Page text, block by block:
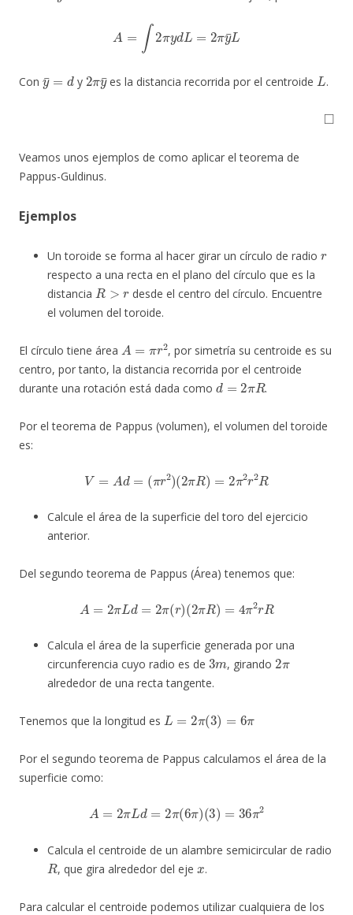
2π
Con
d
y
2
es la distancia recorrida por el centroide
L
.
◻
Veamos unos ejemplos de como aplicar el teorema de
Pappus-Guldinus.
Ejemplos
Un toroide se forma al hacer girar un círculo de radio
respecto a una recta en el plano del círculo que es la
distancia
R>r
desde el centro del círculo. Encuentre
el volumen del toroide.
El círculo tiene área
A
, por simetría su centroide es su
centro, por tanto, la distancia recorrida por el centroide
durante una rotación está dada como
d=2 πR
.
Por el teorema de Pappus (volumen), el volumen del toroide
es:
A d πr )(2π )=2 2r 2R
Calcule el área de la superficie del toro del ejercicio
anterior.
Del segundo teorema de Pappus (Área) tenemos que:
=2 πL d 2π (r (2π R)= 2 R
Calcula el área de la superficie generada por una
circunferencia cuyo radio es de
3m
, girando
2π
alrededor de una recta tangente.
Tenemos que la longitud es
L π( )=
Por el segundo teorema de Pappus calculamos el área de la
superficie como:
2 L d π 6π (3)= π2
Calcula el centroide de un alambre semicircular de radio
R
, que gira alrededor del eje
x
.
Para calcular el centroide podemos utilizar cualquiera de los